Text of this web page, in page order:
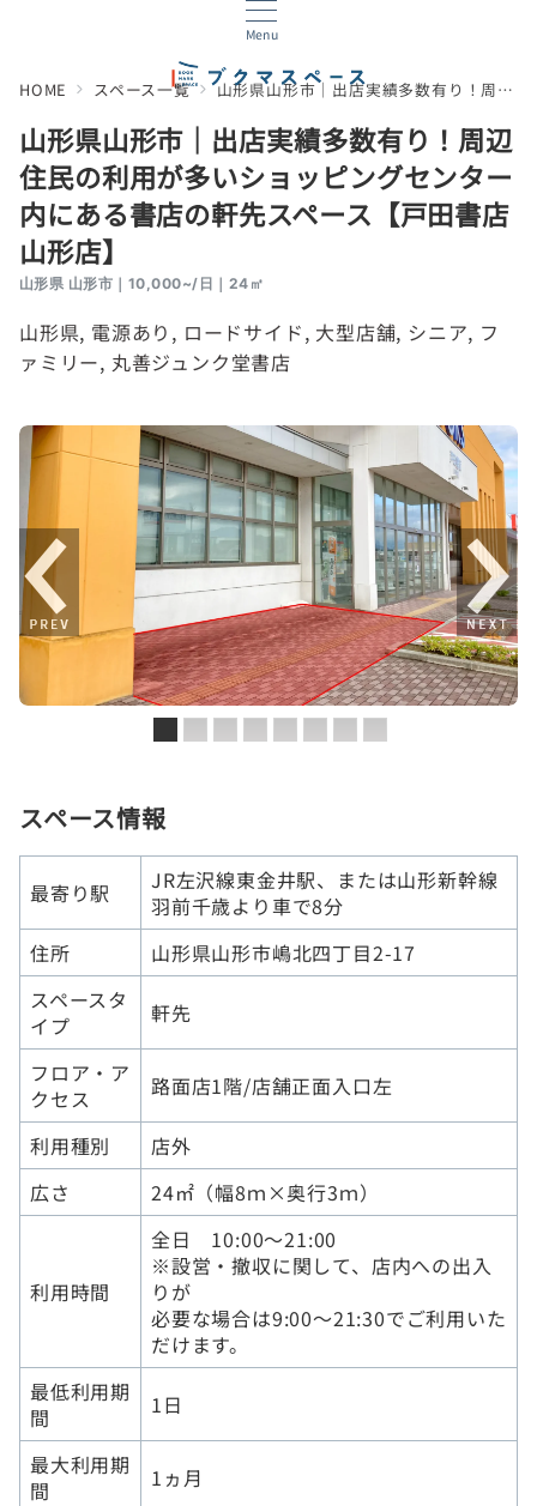
Menu
HOME スペース一覧 山形県山形市｜出店実績多数有り！周辺住民の利用が多いショッピングセンター内にある書店の軒先スペース【戸田書店山形店】
山形県山形市｜出店実績多数有り！周辺
住民の利用が多いショッピングセンター
内にある書店の軒先スペース【戸田書店
山形店】
山形県 山形市｜10,000~/日｜24㎡
山形県, 電源あり , ロードサイド, 大型店舗, シニア, フ
ァミリー, 丸善ジュンク堂書店
スペース情報
最寄り駅
JR左沢線東金井駅、または山形新幹線
羽前千歳より車で8分
住所
山形県山形市嶋北四丁目2-17
スペースタ
イプ
軒先
フロア・ア
クセス
路面店1階/店舗正面入口左
利用種別
店外
広さ
24㎡（幅8ｍ×奥行3ｍ）
利用時間
全日 10:00～21:00
※設営・撤収に関して、店内への出入
りが
必要な場合は9:00～21:30でご利用いた
だけます。
最低利用期
間
1日
最大利用期
間
1ヵ月